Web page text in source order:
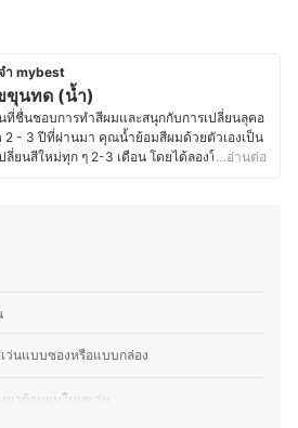
ำ mybest
ขุนทด (น้ำ)
ชื่นชอบการทำสีผมและสนุกกับการเปลี่ยนลุคอ
2 - 3 ปีที่ผ่านมา คุณน้ำย้อมสีผมด้วยตัวเองเป็น
ลี่ยนสีใหม่ทุก ๆ 2-3 เดือน โดยได้ลองใช้ยาย้อม
ดีข้อเสียแตกต่างกัน ทั้งในเรื่องของความติด
นประสบการณ์เกี่ยวกับการทำสีผม เพื่อช่วยให้
กขึ้น ไม่ว่าจะเป็นมือใหม่ที่อยากลองเปลี่ยนลุค
ง รุจระวี แขขุนทด (น้ำ)
…อ่านต่อ
ว่นแบบซองหรือแบบกล่อง
ยาย้อมผมในเซเว่น